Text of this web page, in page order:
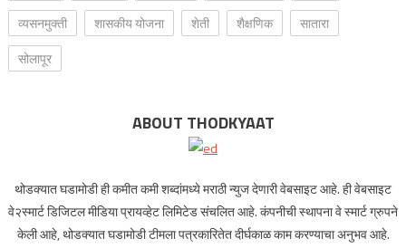
व्यसनमुक्ती
शासकीय योजना शेती शैक्षणिक
सातारा
सोलापूर
ABOUT THODKYAAT
थोडक्यात घडामोडी ही कमीत कमी शब्दांमध्ये मराठी न्युज देणारी वेबसाइट आहे. ही वेबसाइट
वे२स्मार्ट डिजिटल मीडिया प्रायव्हेट लिमिटेड संचलित आहे. कंपनीची स्थापना वे स्मार्ट ग्रुपने
केली आहे, थोडक्यात घडामोडी टीमला पत्रकारितेत दीर्घकाळ काम करण्याचा अनुभव आहे.